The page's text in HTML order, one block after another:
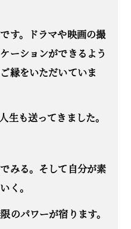
す。ドラマや映画の撮
ーションができるよ う
縁をいただいていま
生も送ってきました。
みる。そして自分が素
く。
のパワーが宿ります。